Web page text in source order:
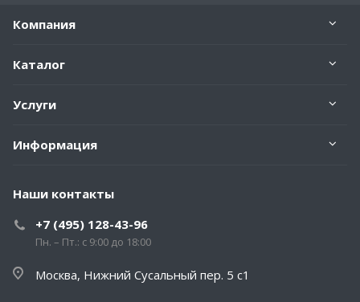
Компания
Каталог
Услуги
Информация
Наши контакты
+7 (495) 128-43-96
Пн. – Пт.: с 9:00 до 18:00
Москва, Нижний Сусальный пер. 5 с1